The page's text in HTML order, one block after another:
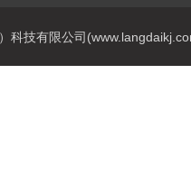
科技有限公司